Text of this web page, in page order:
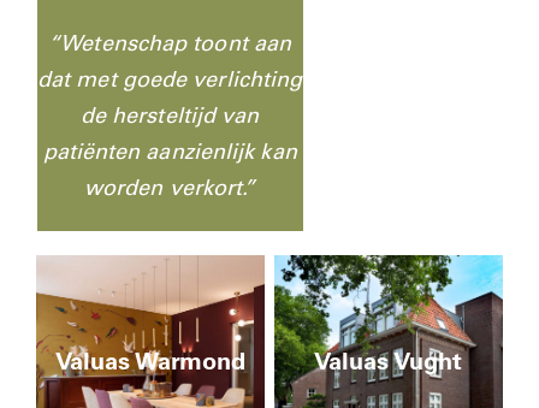
“Wetenschap toont aan
dat met goede verlichting
de hersteltijd van
patiënten aanzienlijk kan
worden verkort.”
Valuas Warmond Valuas Vught